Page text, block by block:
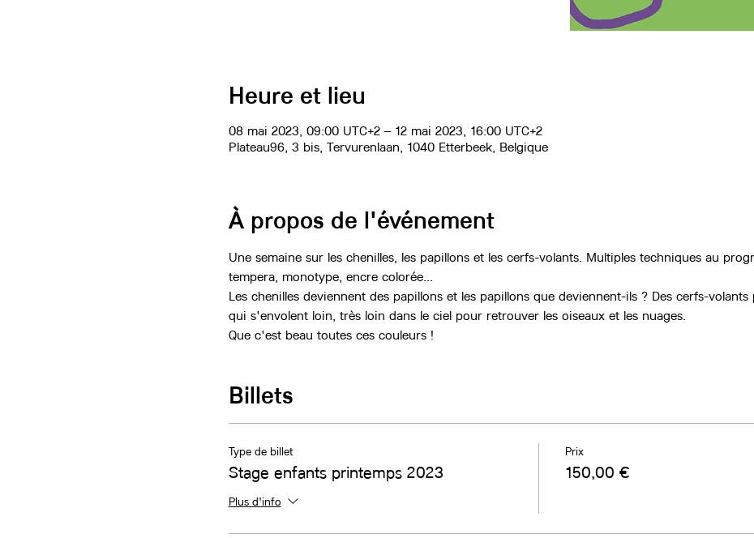
Heure et lieu
08 mai 2023, 09:00 UTC+2 – 12 mai 2023, 16:00 UTC+2
Plateau96, 3 bis, Tervurenlaan, 1040 Etterbeek, Belgique
À propos de l'événement
Une semaine sur les chenilles, les papillons et les cerfs-volants. Multiples techniques au
tempera, monotype, encre colorée...
Les chenilles deviennent des papillons et les papillons que deviennent-ils ? Des cerfs-
qui s'envolent loin, très loin dans le ciel pour retrouver les oiseaux et les nuages.
Que c'est beau toutes ces couleurs !
Billets
Type de billet
Stage enfants printemps 2023
Plus d'info
Prix
150,00 €